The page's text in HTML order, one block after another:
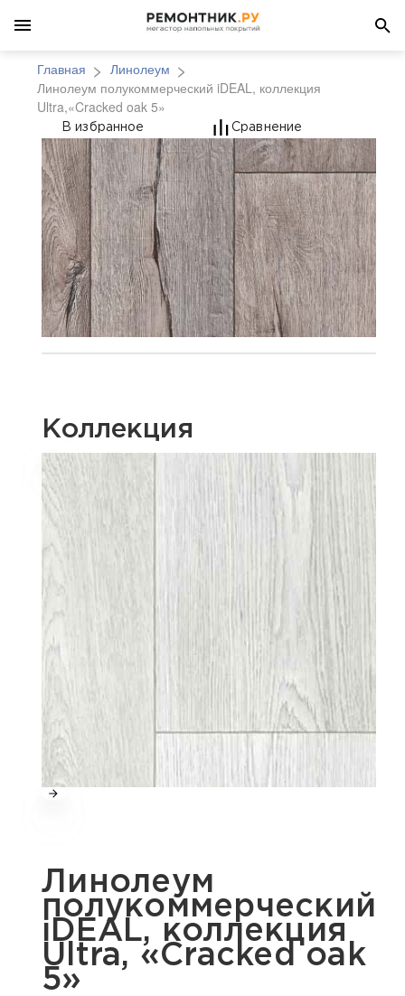
Главная
Линолеум
Линолеум полукоммерческий iDEAL, коллекция
Ultra,«Cracked oak 5»
Линолеум
В избранное Сравнение
Коллекция
Линолеум
полукоммерческий
iDEAL, коллекция
Ultra, «Cracked oak
5»